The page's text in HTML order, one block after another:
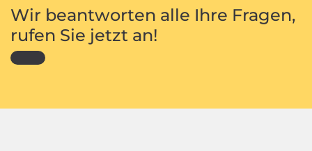
Wir beantworten alle Ihre Fragen,
rufen Sie jetzt an!